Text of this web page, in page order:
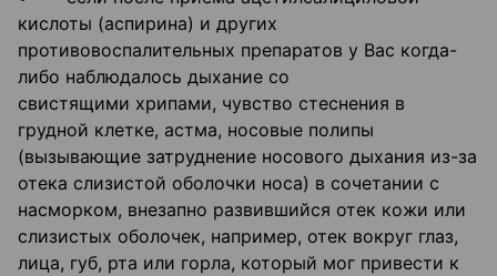
кислоты (аспирина) и других
противовоспалительных препаратов у Вас когда-
либо наблюдалось дыхание со
свистящими хрипами, чувство стеснения в
грудной клетке, астма, носовые полипы
(вызывающие затруднение носового дыхания из-за
отека слизистой оболочки носа) в сочетании с
насморком, внезапно развившийся отек кожи или
слизистых оболочек, например, отек вокруг глаз,
лица, губ, рта или горла, который мог привести к